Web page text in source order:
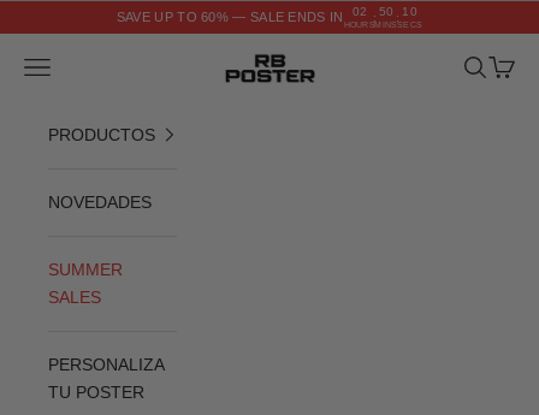
SAVE UP TO 60% — SALE ENDS IN 02
HOURS
: 50
MINS
: 09
SECS
RB POSTER
Menú Buscar
Cesta
PRODUCTOS
NOVEDADES
SUMMER
SALES
PERSONALIZA
TU POSTER